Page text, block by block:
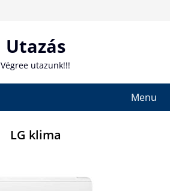
Utazás
Végree utazunk!!!
Menu
LG klima